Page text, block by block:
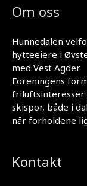
Om oss
Hunnedalen
hytteeiere i
med Vest Agder.
Foreningens
friluftsinteresser
skispor, både i
når forholdene
Kontakt